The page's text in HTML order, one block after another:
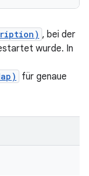
, bei der
wurde. In
für genaue